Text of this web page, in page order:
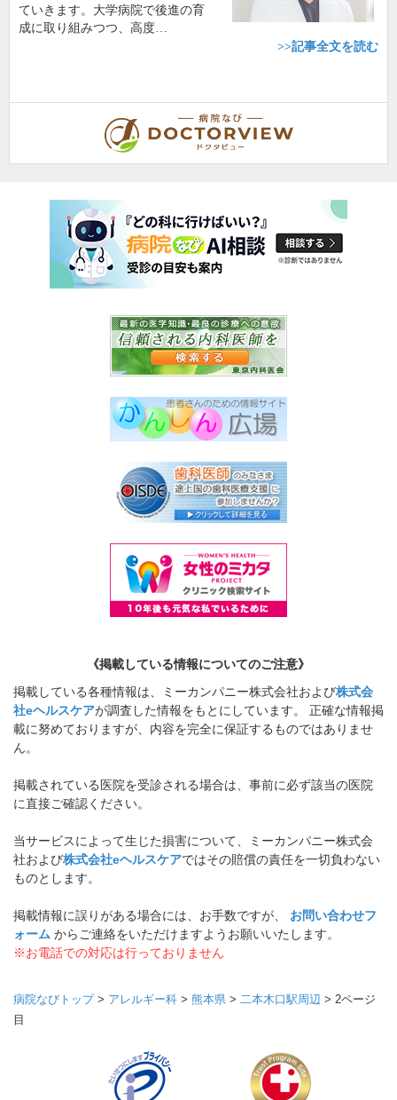
ていきます。大学病院で後進の育
成に取り組みつつ、高度…
>>記事全文を読む
《掲載している情報についてのご注意》
掲載している各種情報は、ミーカンパニー株式会社および株式会
社eヘルスケアが調査した情報をもとにしています。 正確な情報掲
載に努めておりますが、内容を完全に保証するものではありませ
ん。
掲載されている医院を受診される場合は、事前に必ず該当の医院
に直接ご確認ください。
当サービスによって生じた損害について、ミーカンパニー株式会
社および株式会社eヘルスケアではその賠償の責任を一切負わない
ものとします。
掲載情報に誤りがある場合には、お手数ですが、 お問い合わせフ
ォーム からご連絡をいただけますようお願いいたします。
※お電話での対応は行っておりません
病院なびトップ> アレルギー科 > 熊本県 > 二本木口駅周辺 > 2ページ
目